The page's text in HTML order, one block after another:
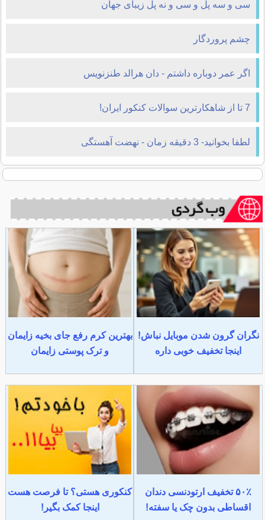
سی و سه پل و سی و نه پل زیبای جهان
چشم پروردگار
اگر عمر دوباره داشتم - دان هرالد طنزنویس
7 تا از شاهکارترین سوالات کنکور ایران!
لطفا بخوانيد- 3 دقيقه زمان - نهضت آهستگی
نگران گرون شدن موبایل نباش!
اینجا تخفیف خوبی داره
بهترین کرم رفع جای بخیه زایمان
و ترک پوستی زایمان
۵۰٪ تخفیف ارتودنسی دندان
اقساطی بدون چک یا سفته!
کنکوری هستی؟ تا فرصت هست
اینجا کمک بگیر!